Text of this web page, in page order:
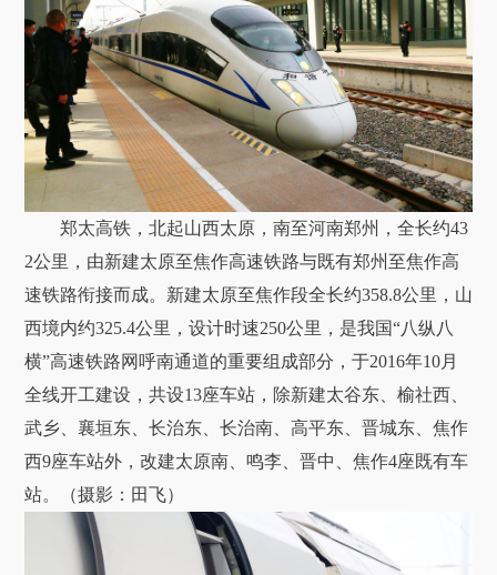
郑太高铁，北起山西太原，南至河南郑州，全长约43
2公里，由新建太原至焦作高速铁路与既有郑州至焦作高
速铁路衔接而成。新建太原至焦作段全长约358.8公里，山
西境内约325.4公里，设计时速250公里，是我国“八纵八
横”高速铁路网呼南通道的重要组成部分，于2016年10月
全线开工建设，共设13座车站，除新建太谷东、榆社西、
武乡、襄垣东、长治东、长治南、高平东、晋城东、焦作
西9座车站外，改建太原南、鸣李、晋中、焦作4座既有车
站。（摄影：田飞）